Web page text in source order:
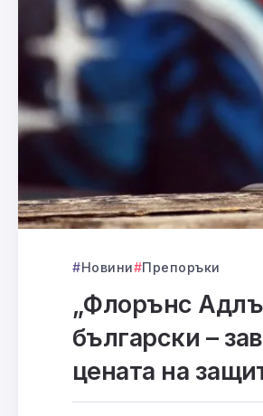
Новини Препоръки
„Флорънс
български –
цената на